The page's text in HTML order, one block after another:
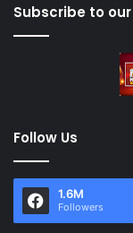
Subscribe to
Follow Us
1.6M
Followers